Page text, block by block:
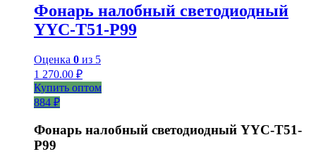
Фонарь налобный светодиодный
YYC-T51-P99
Оценка 0 из 5
1 270.00 ₽
Купить оптом
884 ₽
Фонарь налобный светодиодный YYC-T51-
P99